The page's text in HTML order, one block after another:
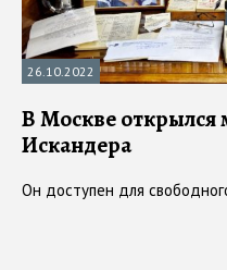
26.10.2022
В Москве
Искандера
Он доступен для